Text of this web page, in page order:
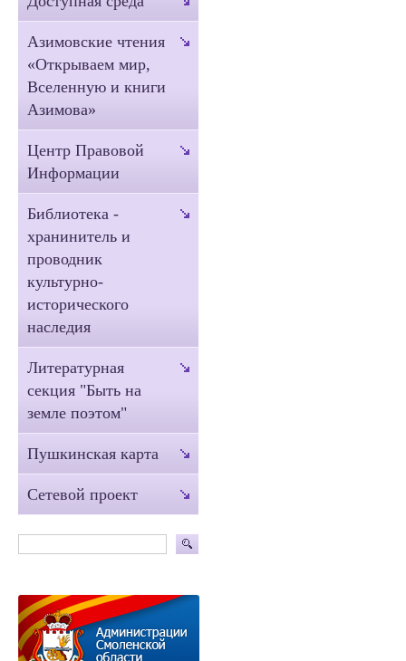
Азимовские чтения
«Открываем мир,
Вселенную и книги
Азимова»
Центр Правовой
Информации
Библиотека -
хранинитель и
проводник
культурно-
исторического
наследия
Литературная
секция "Быть на
земле поэтом"
Пушкинская карта
Сетевой проект